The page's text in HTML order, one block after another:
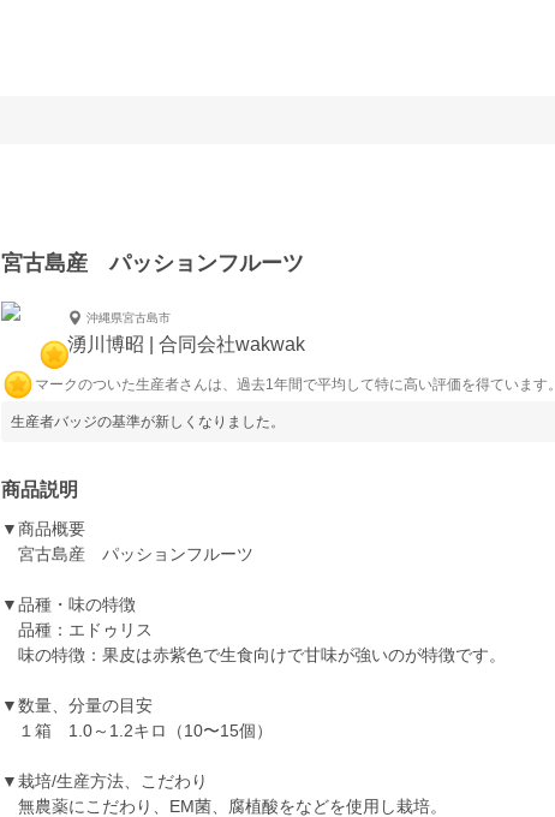
宮古島産 パッションフルーツ
沖縄県宮古島市
湧川博昭 | 合同会社wakwak
マークのついた生産者さんは、過去1年間で平均して特に高い評価を得ています。
生産者バッジの基準が新しくなりました。
商品説明
▼商品概要
宮古島産 パッションフルーツ
▼品種・味の特徴
品種：エドゥリス
味の特徴：果皮は赤紫色で生食向けで甘味が強いのが特徴です。
▼数量、分量の目安
１箱 1.0～1.2キロ（10〜15個）
▼栽培/生産方法、こだわり
無農薬にこだわり、EM菌、腐植酸をなどを使用し栽培。